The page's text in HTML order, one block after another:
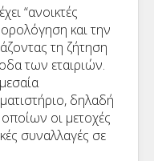
“ανοικτές
και την
τη ζήτηση
των εταιριών.
δηλαδή
οποίων οι μετοχές
συναλλαγές σε